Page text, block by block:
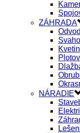
ZÁHRADA
NÁRADIE